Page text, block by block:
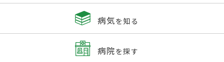
病気を知る
病院を探す